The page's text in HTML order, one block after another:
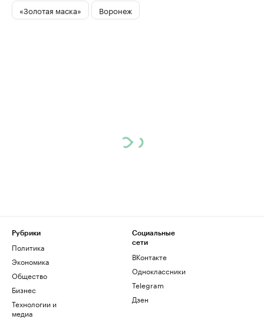
«Золотая маска» Воронеж
Рубрики
Политика
Экономика
Общество
Бизнес
Технологии и
медиа
Социальные
сети
ВКонтакте
Одноклассники
Telegram
Дзен